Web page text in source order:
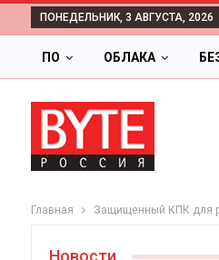
ПОНЕДЕЛЬНИК, 3 АВГУСТА, 2026
ПО ОБЛАКА
Главная Защищенный КПК для
Новости